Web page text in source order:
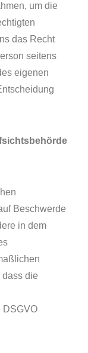
um die
das Recht
seitens
eigenen
Beschwerde
in dem
dass die
DSGVO